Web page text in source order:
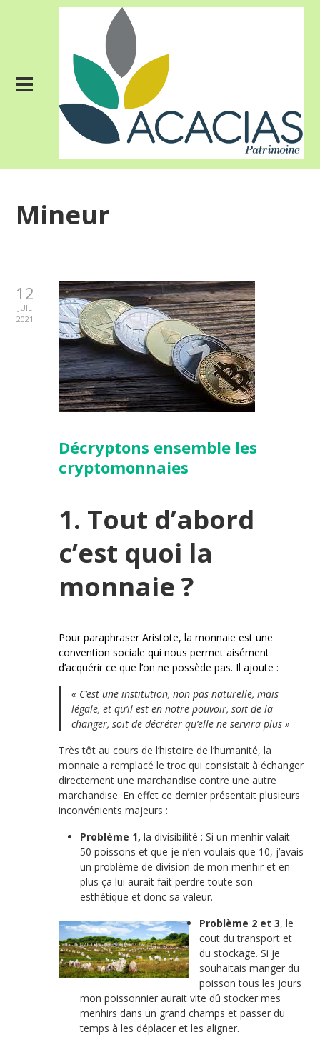
Mineur
12
JUIL
2021
Décryptons ensemble les
cryptomonnaies
1. Tout d’abord
c’est quoi la
monnaie ?
Pour paraphraser Aristote, la monnaie est une
convention sociale qui nous permet aisément
d’acquérir ce que l’on ne possède pas. Il ajoute :
« C’est une institution, non pas naturelle, mais
légale, et qu’il est en notre pouvoir, soit de la
changer, soit de décréter qu’elle ne servira plus »
Très tôt au cours de l’histoire de l’humanité, la
monnaie a remplacé le troc qui consistait à échanger
directement une marchandise contre une autre
marchandise. En effet ce dernier présentait plusieurs
inconvénients majeurs :
Problème 1, la divisibilité : Si un menhir valait
50 poissons et que je n’en voulais que 10, j’avais
un problème de division de mon menhir et en
plus ça lui aurait fait perdre toute son
esthétique et donc sa valeur.
Problème 2 et 3, le
cout du transport et
du stockage. Si je
souhaitais manger du
poisson tous les jours
mon poissonnier aurait vite dû stocker mes
menhirs dans un grand champs et passer du
temps à les déplacer et les aligner.